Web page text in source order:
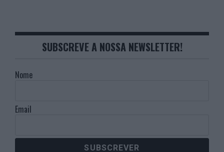
SUBSCREVE A NOSSA NEWSLETTER!
Nome
Email